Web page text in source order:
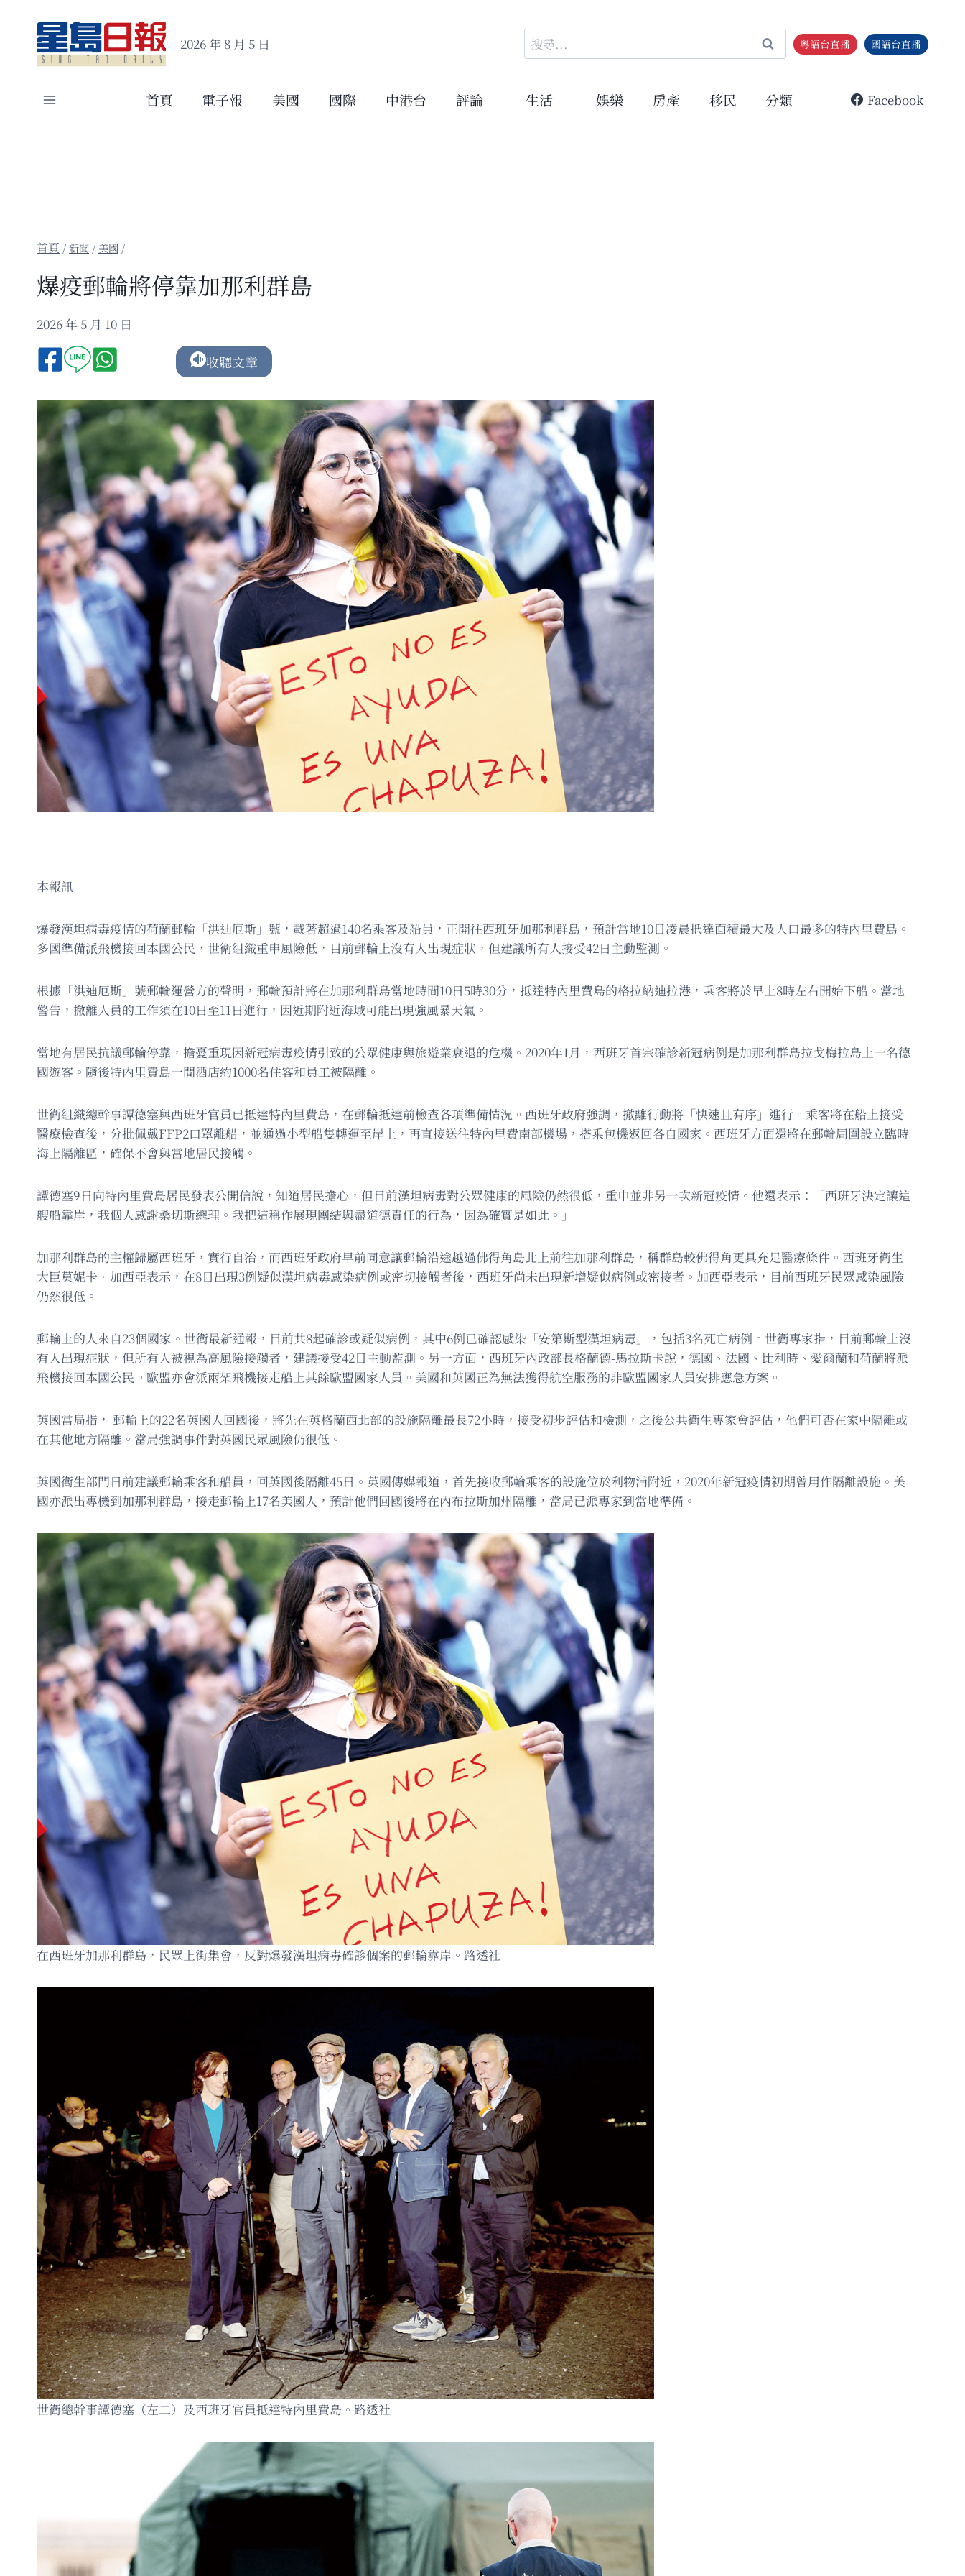
content
2026 年 8 月 5 日
搜
尋
鍵
粵語台直播 國語台直播
首頁 電子報 美國 國際 中港台 評論 生活 娛樂 房產 移民 分類 Facebook
/新聞 / 美國 /
爆疫郵輪將停靠加那利群島
2026 年 5 月 10 日
收聽文章
本報訊
爆發漢坦病毒疫情的荷蘭郵輪「洪迪厄斯」號，載著超過140名乘客及船員，正開往西班牙加那利群島，預計當地10日凌晨抵達面積最大及人口最多的特內里費島。
多國準備派飛機接回本國公民，世衛組織重申風險低，目前郵輪上沒有人出現症狀，但建議所有人接受42日主動監測。
根據「洪迪厄斯」號郵輪運營方的聲明，郵輪預計將在加那利群島當地時間10日5時30分，抵達特內里費島的格拉納迪拉港，乘客將於早上8時左右開始下船。當地
警告，撤離人員的工作須在10日至11日進行，因近期附近海域可能出現強風暴天氣。
當地有居民抗議郵輪停靠，擔憂重現因新冠病毒疫情引致的公眾健康與旅遊業衰退的危機。2020年1月，西班牙首宗確診新冠病例是加那利群島拉戈梅拉島上一名德
國遊客。隨後特內里費島一間酒店約1000名住客和員工被隔離。
世衛組織總幹事譚德塞與西班牙官員已抵達特內里費島，在郵輪抵達前檢查各項準備情況。西班牙政府強調，撤離行動將「快速且有序」進行。乘客將在船上接受
醫療檢查後，分批佩戴FFP2口罩離船，並通過小型船隻轉運至岸上，再直接送往特內里費南部機場，搭乘包機返回各自國家。西班牙方面還將在郵輪周圍設立臨時
海上隔離區，確保不會與當地居民接觸。
譚德塞9日向特內里費島居民發表公開信說，知道居民擔心，但目前漢坦病毒對公眾健康的風險仍然很低，重申並非另一次新冠疫情。他還表示：「西班牙決定讓這
艘船靠岸，我個人感謝桑切斯總理。我把這稱作展現團結與盡道德責任的行為，因為確實是如此。」
加那利群島的主權歸屬西班牙，實行自治，而西班牙政府早前同意讓郵輪沿途越過佛得角島北上前往加那利群島，稱群島較佛得角更具充足醫療條件。西班牙衛生
大臣莫妮卡．加西亞表示，在8日出現3例疑似漢坦病毒感染病例或密切接觸者後，西班牙尚未出現新增疑似病例或密接者。加西亞表示，目前西班牙民眾感染風險
仍然很低。
郵輪上的人來自23個國家。世衛最新通報，目前共8起確診或疑似病例，其中6例已確認感染「安第斯型漢坦病毒」，包括3名死亡病例。世衛專家指，目前郵輪上沒
有人出現症狀，但所有人被視為高風險接觸者，建議接受42日主動監測。另一方面，西班牙內政部長格蘭德-馬拉斯卡說，德國、法國、比利時、愛爾蘭和荷蘭將派
飛機接回本國公民。歐盟亦會派兩架飛機接走船上其餘歐盟國家人員。美國和英國正為無法獲得航空服務的非歐盟國家人員安排應急方案。
英國當局指， 郵輪上的22名英國人回國後，將先在英格蘭西北部的設施隔離最長72小時，接受初步評估和檢測，之後公共衛生專家會評估，他們可否在家中隔離或
在其他地方隔離。當局強調事件對英國民眾風險仍很低。
英國衛生部門日前建議郵輪乘客和船員，回英國後隔離45日。英國傳媒報道，首先接收郵輪乘客的設施位於利物浦附近，2020年新冠疫情初期曾用作隔離設施。美
國亦派出專機到加那利群島，接走郵輪上17名美國人，預計他們回國後將在內布拉斯加州隔離，當局已派專家到當地準備。
在西班牙加那利群島，民眾上街集會，反對爆發漢坦病毒確診個案的郵輪靠岸。路透社
世衛總幹事譚德塞（左二）及西班牙官員抵達特內里費島。路透社